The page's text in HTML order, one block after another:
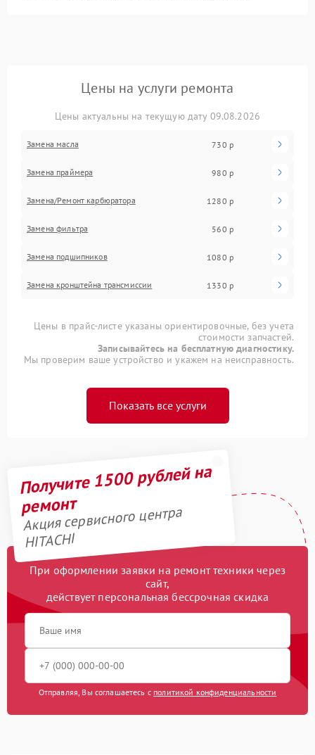
Цены на услуги ремонта
Цены актуальны на текущую дату 09.08.2026
Замена масла 730 р
Замена праймера 980 р
Замена/Pемонт карбюратора 1280 р
Замена фильтра 560 р
Замена подшипников 1080 р
Замена кронштейна трансмиссии 1330 р
Цены в прайс-листе указаны ориентировочные, без учета
стоимости запчастей.
Записывайтесь на бесплатную диагностику.
Мы проверим ваше устройство и укажем на неисправность.
Показать все услуги
Получите 1500 рублей на
ремонт
Акция сервисного центра
HITACHI
При оформлении заявки на ремонт техники через
сайт,
действует персональная бессрочная скидка
Отправляя, Вы соглашаетесь с политикой конфиденциальности